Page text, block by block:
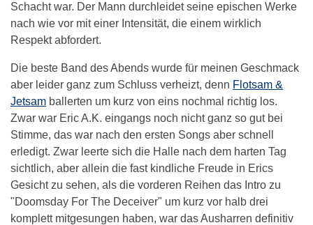
Schacht war. Der Mann durchleidet seine epischen Werke
nach wie vor mit einer Intensität, die einem wirklich
Respekt abfordert.
Die beste Band des Abends wurde für meinen Geschmack
aber leider ganz zum Schluss verheizt, denn Flotsam &
Jetsam ballerten um kurz von eins nochmal richtig los.
Zwar war Eric A.K. eingangs noch nicht ganz so gut bei
Stimme, das war nach den ersten Songs aber schnell
erledigt. Zwar leerte sich die Halle nach dem harten Tag
sichtlich, aber allein die fast kindliche Freude in Erics
Gesicht zu sehen, als die vorderen Reihen das Intro zu
"Doomsday For The Deceiver" um kurz vor halb drei
komplett mitgesungen haben, war das Ausharren definitiv